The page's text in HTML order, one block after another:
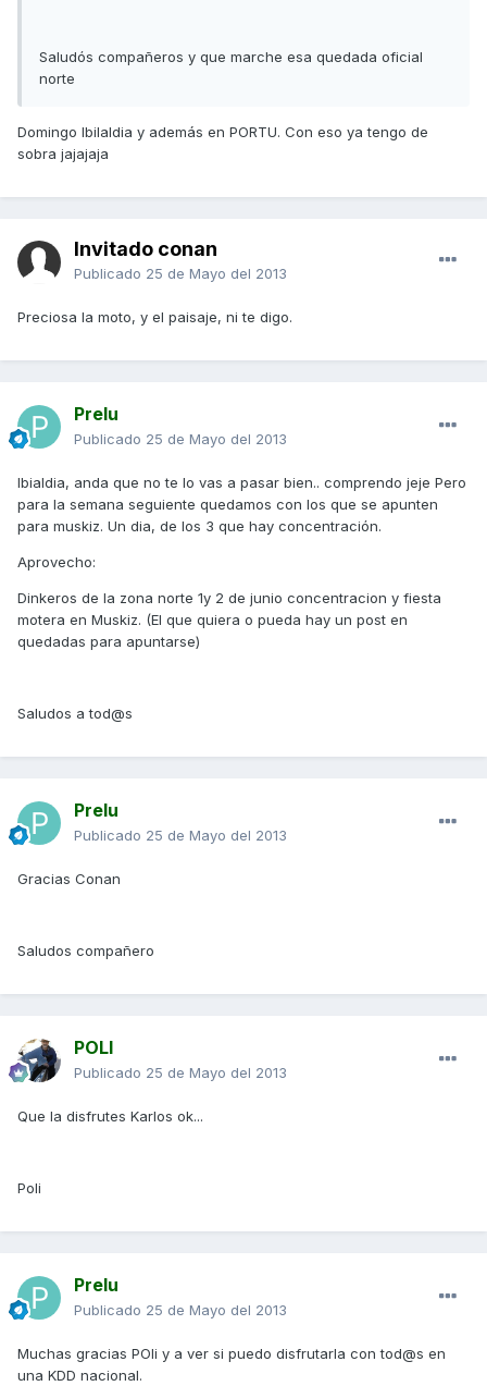
Saludós compañeros y que marche esa quedada oficial
norte
Domingo Ibilaldia y además en PORTU. Con eso ya tengo de
sobra jajajaja
Invitado conan
Publicado 25 de Mayo del 2013
Preciosa la moto, y el paisaje, ni te digo.
Prelu
Publicado 25 de Mayo del 2013
Ibialdia, anda que no te lo vas a pasar bien.. comprendo jeje Pero
para la semana seguiente quedamos con los que se apunten
para muskiz. Un dia, de los 3 que hay concentración.
Aprovecho:
Dinkeros de la zona norte 1y 2 de junio concentracion y fiesta
motera en Muskiz. (El que quiera o pueda hay un post en
quedadas para apuntarse)
Saludos a tod@s
Prelu
Publicado 25 de Mayo del 2013
Gracias Conan
Saludos compañero
POLI
Publicado 25 de Mayo del 2013
Que la disfrutes Karlos ok...
Poli
Prelu
Publicado 25 de Mayo del 2013
Muchas gracias POli y a ver si puedo disfrutarla con tod@s en
una KDD nacional.